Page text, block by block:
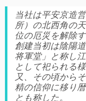
当社は平安京造
所）の北西角の
位の厄災を解除
創建当初は陰陽
将軍堂」と称し
として祀られる様
又、その頃から
精の信仰に移り
とも称した。